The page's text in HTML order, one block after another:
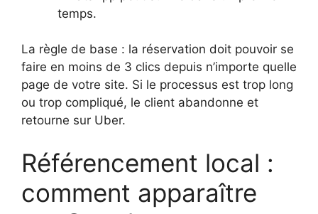
temps.
La règle de base : la réservation doit pouvoir se
faire en moins de 3 clics depuis n’importe quelle
page de votre site. Si le processus est trop long
ou trop compliqué, le client abandonne et
retourne sur Uber.
Référencement local :
comment apparaître